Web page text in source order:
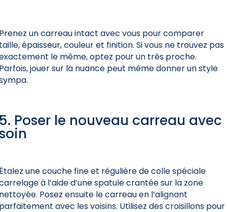
un carreau intact avec vous pour comparer
épaisseur, couleur et finition. Si vous ne trouvez pas
le même, optez pour un très proche.
jouer sur la nuance peut même donner un style
Poser le nouveau carreau avec
une couche fine et régulière de colle spéciale
à l’aide d’une spatule crantée sur la zone
Posez ensuite le carreau en l’alignant
avec les voisins. Utilisez des croisillons pour